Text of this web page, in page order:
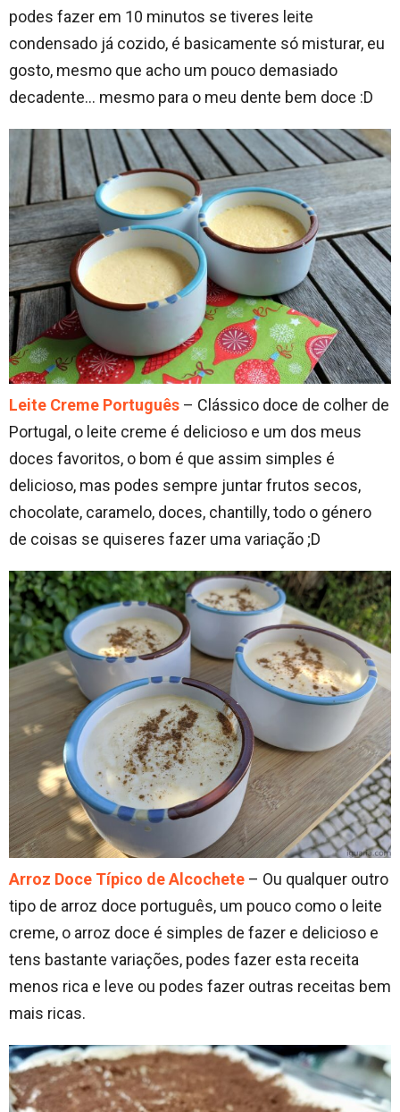
podes fazer em 10 minutos se tiveres leite
condensado já cozido, é basicamente só misturar, eu
gosto, mesmo que acho um pouco demasiado
decadente… mesmo para o meu dente bem doce :D
Leite Creme Português – Clássico doce de colher de
Portugal, o leite creme é delicioso e um dos meus
doces favoritos, o bom é que assim simples é
delicioso, mas podes sempre juntar frutos secos,
chocolate, caramelo, doces, chantilly, todo o género
de coisas se quiseres fazer uma variação ;D
Arroz Doce Típico de Alcochete – Ou qualquer outro
tipo de arroz doce português, um pouco como o leite
creme, o arroz doce é simples de fazer e delicioso e
tens bastante variações, podes fazer esta receita
menos rica e leve ou podes fazer outras receitas bem
mais ricas.